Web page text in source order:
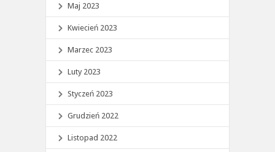
Maj 2023
Kwiecień 2023
Marzec 2023
Luty 2023
Styczeń 2023
Grudzień 2022
Listopad 2022